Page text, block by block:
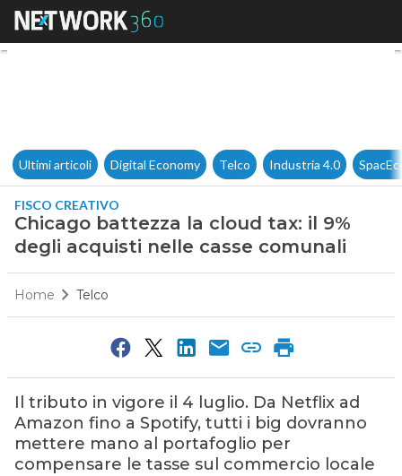
Chicago battezza la cloud
Ultimi articoli Digital Economy Telco Industria 4.0
FISCO CREATIVO
Chicago battezza la cloud tax: il 9%
degli acquisti nelle casse comunali
Home Telco
Il tributo in vigore il 4 luglio. Da Netflix ad
Amazon fino a Spotify, tutti i big dovranno
mettere mano al portafoglio per
compensare le tasse sul commercio locale